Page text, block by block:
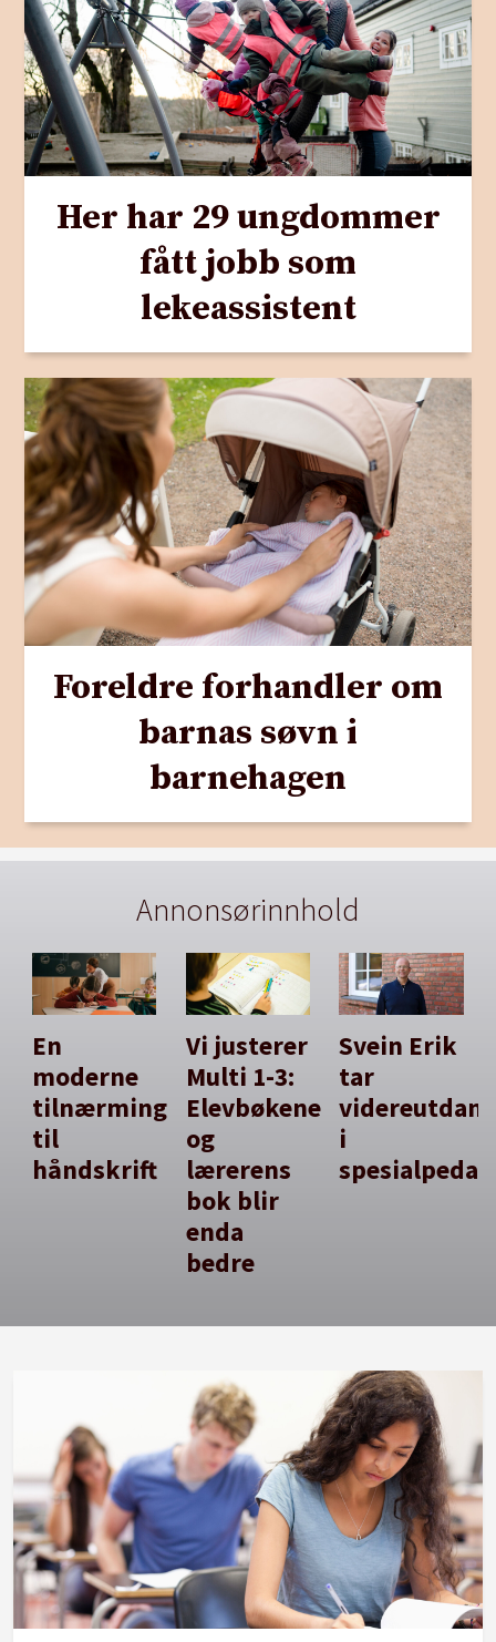
Her har 29 ungdommer
fått jobb som
lekeassistent
Foreldre forhandler om
barnas søvn i
barnehagen
Annonsørinnhold
En
moderne
tilnærming
til
håndskrift
Vi justerer
Multi 1-3:
Elevbøkene
og
lærerens
bok blir
enda
bedre
Svein Erik
tar
i